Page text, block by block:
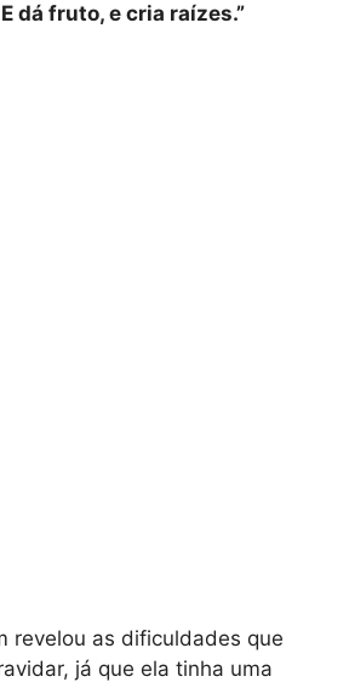
dá fruto, e cria raízes.”
revelou as dificuldades que
já que ela tinha uma